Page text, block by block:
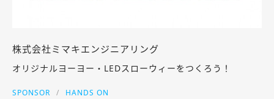
株式会社ミマキエンジニアリング
オリジナルヨーヨー・LEDスローウィーをつくろう！
SPONSOR HANDS ON